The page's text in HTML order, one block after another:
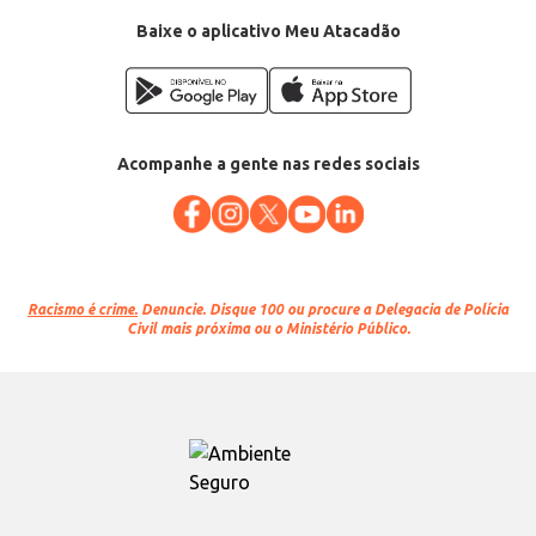
Baixe o aplicativo Meu Atacadão
Acompanhe a gente nas redes sociais
Racismo é crime. Denuncie. Disque 100 ou procure a Delegacia de Polícia
Civil mais próxima ou o Ministério Público.